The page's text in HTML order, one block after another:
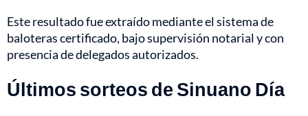
Este resultado fue extraído mediante el sistema de
baloteras certificado, bajo supervisión notarial y con
presencia de delegados autorizados.
Últimos sorteos de Sinuano Día